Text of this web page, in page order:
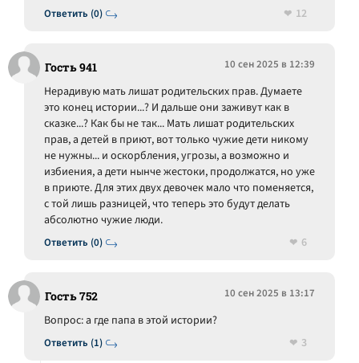
Ответить (0)
12
Гость 941 10 сен 2025 в 12:39
Ответить (0)
Нерадивую мать лишат родительских прав. Думаете
это конец истории...? И дальше они заживут как в
сказке...? Как бы не так... Мать лишат родительских
прав, а детей в приют, вот только чужие дети никому
не нужны... и оскорбления, угрозы, а возможно и
избиения, а дети нынче жестоки, продолжатся, но уже
в приюте. Для этих двух девочек мало что поменяется,
с той лишь разницей, что теперь это будут делать
абсолютно чужие люди.
6
Гость 752 10 сен 2025 в 13:17
Ответить (1)
Вопрос: а где папа в этой истории?
3